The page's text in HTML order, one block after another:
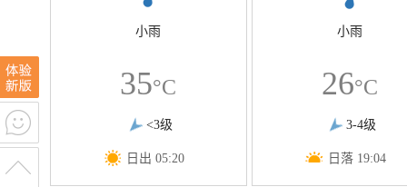
小雨
35°C
<3级
日出 05:20
小雨
26°C
3-4级
日落 19:04